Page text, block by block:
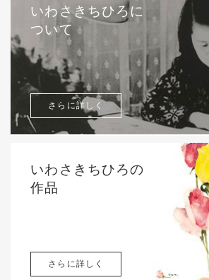
いわさきちひろに
ついて
さらに詳しく
いわさきちひろの
作品
さらに詳しく